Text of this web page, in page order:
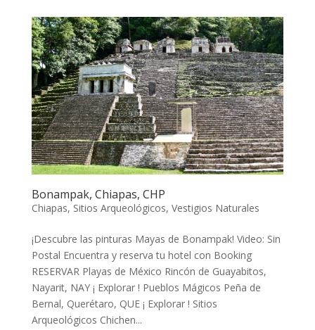
Bonampak, Chiapas, CHP
Chiapas, Sitios Arqueológicos, Vestigios Naturales
¡Descubre las pinturas Mayas de Bonampak! Video: Sin
Postal Encuentra y reserva tu hotel con Booking
RESERVAR Playas de México Rincón de Guayabitos,
Nayarit, NAY ¡ Explorar ! Pueblos Mágicos Peña de
Bernal, Querétaro, QUE ¡ Explorar ! Sitios
Arqueológicos Chichen...